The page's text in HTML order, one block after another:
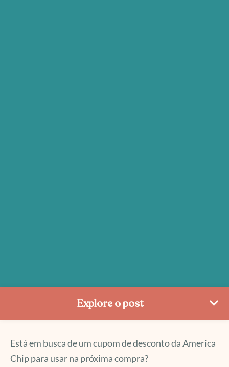
Explore o post
Está em busca de um cupom de desconto da America
Chip para usar na próxima compra?